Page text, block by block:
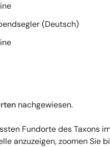
(Deutsch)
nachgewiesen.
Fundorte des Taxons
anzuzeigen, zoomen Sie